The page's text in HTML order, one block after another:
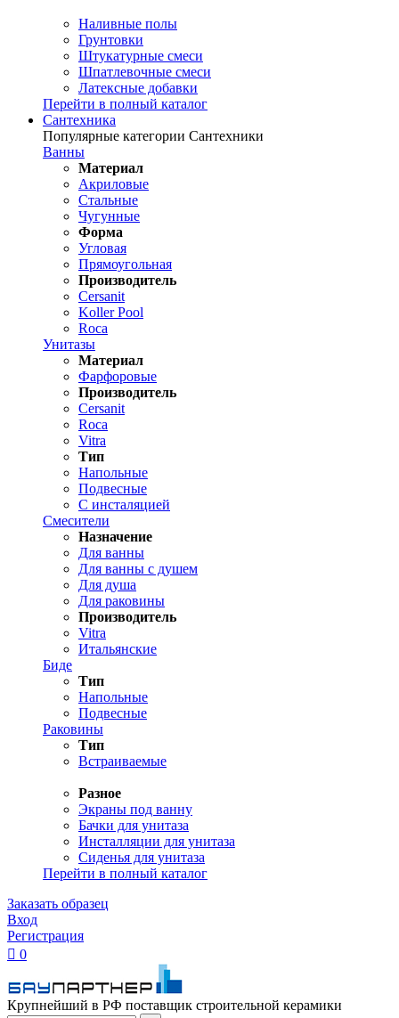
Наливные полы
Грунтовки
Штукатурные смеси
Шпатлевочные смеси
Латексные добавки
Перейти в полный каталог
Сантехника
Популярные категории Сантехники
Ванны
Материал
Акриловые
Стальные
Чугунные
Форма
Угловая
Прямоугольная
Производитель
Cersanit
Koller Pool
Roca
Унитазы
Материал
Фарфоровые
Производитель
Cersanit
Roca
Vitra
Тип
Напольные
Подвесные
С инсталяцией
Смесители
Назначение
Для ванны
Для ванны с душем
Для душа
Для раковины
Производитель
Vitra
Итальянские
Биде
Тип
Напольные
Подвесные
Раковины
Тип
Встраиваемые
Разное
Экраны под ванну
Бачки для унитаза
Инсталляции для унитаза
Сиденья для унитаза
Перейти в полный каталог
Заказать образец
Вход
Регистрация
 0
Крупнейший в РФ поставщик строительной керамики